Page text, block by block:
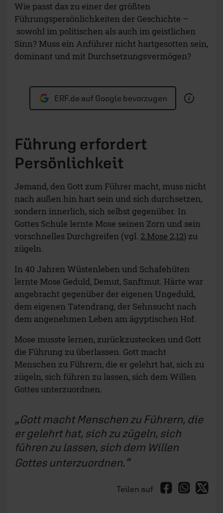
Wie passt das zu einer der größten
Führungspersönlichkeiten der Geschichte –
sowohl im politischen als auch im geistlichen
Sinn? Muss ein Anführer nicht hartgesotten sein,
dominant und mit Durchsetzungsvermögen?
ERF.de auf Google bevorzugen
Führung erfordert
Persönlichkeit
Jemand, den Gott zum Führer macht, muss nicht
nach außen hin hart sein und sich durchsetzen,
sondern innerlich, sich selbst gegenüber. In
Gottes Schule lernte Mose seinen Zorn und sein
vorschnelles Durchgreifen (vgl. 2.Mose 2,12) zu
zügeln.
In 40 Jahren Wüstenleben und Schafehüten
lernte Mose Geduld, Demut, Sanftmut. Härte war
angebracht gegenüber der eigenen Ungeduld,
dem eigenen Tatendrang, der Sehnsucht nach
dem angenehmen Leben am ägyptischen Hof.
Mose musste lernen, zurückzustecken und Gott
die Führung zu überlassen. Gott macht
Menschen zu Führern, die er gelehrt hat, sich zu
zügeln, sich führen zu lassen, sich dem Willen
Gottes unterzuordnen.
Gott macht Menschen zu Führern, die
er gelehrt hat, sich zu zügeln, sich
führen zu lassen, sich dem Willen
Gottes unterzuordnen.
Teilen auf